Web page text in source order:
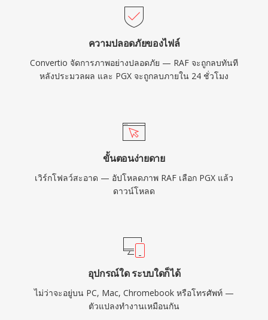
ความปลอดภัยของไฟล์
Convertio จัดการภาพอย่างปลอดภัย — RAF จะถูกลบทันที
หลังประมวลผล และ PGX จะถูกลบภายใน 24 ชั่วโมง
ขั้นตอนง่ายดาย
เวิร์กโฟลว์สะอาด — อัปโหลดภาพ RAF เลือก PGX แล้ว
ดาวน์โหลด
อุปกรณ์ใด ระบบใดก็ได้
ไม่ว่าจะอยู่บน PC, Mac, Chromebook หรือโทรศัพท์ —
ตัวแปลงทำงานเหมือนกัน